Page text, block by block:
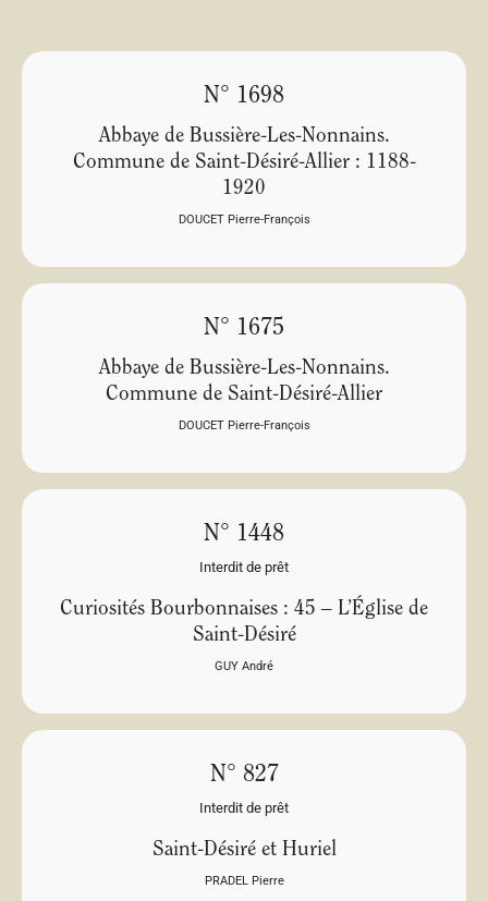
N° 1698
Abbaye de Bussière-Les-Nonnains.
Commune de Saint-Désiré-Allier : 1188-
1920
DOUCET Pierre-François
N° 1675
Abbaye de Bussière-Les-Nonnains.
Commune de Saint-Désiré-Allier
DOUCET Pierre-François
N° 1448
Interdit de prêt
Curiosités Bourbonnaises : 45 – L’Église de
Saint-Désiré
GUY André
N° 827
Interdit de prêt
Saint-Désiré et Huriel
PRADEL Pierre